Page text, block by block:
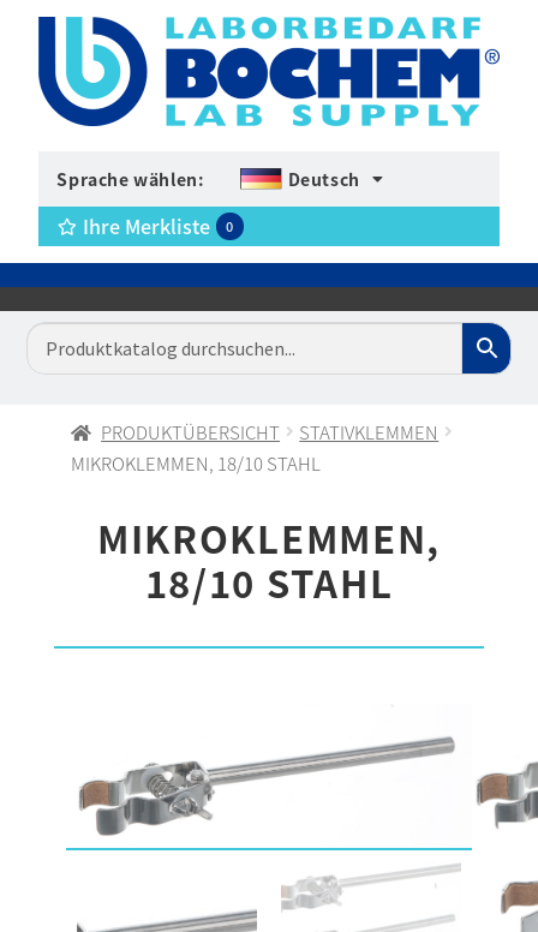
Sprache wählen: Deutsch
Ihre Merkliste 0
PRODUKTÜBERSICHT
STATIVKLEMMEN
MIKROKLEMMEN, 18/10 STAHL
MIKROKLEMMEN,
18/10 STAHL